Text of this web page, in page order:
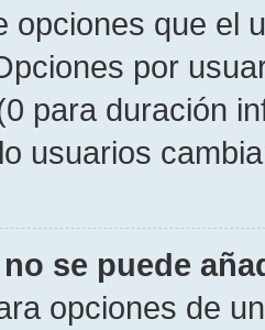
opciones que el
por
para duración
usuarios
se puede
opciones de